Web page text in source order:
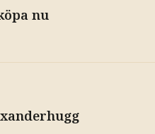
nu